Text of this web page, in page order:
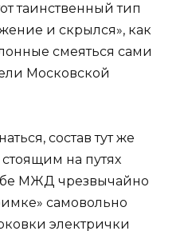
таинственный тип
и скрылся», как
смеяться сами
Московской
состав тут же
стоящим на путях
МЖД чрезвычайно
самовольно
электрички